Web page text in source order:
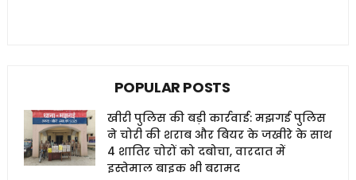
POPULAR POSTS
खीरी पुलिस की बड़ी कार्रवाई: मझगई पुलिस
ने चोरी की शराब और बियर के जखीरे के साथ
4 शातिर चोरों को दबोचा, वारदात में
इस्तेमाल बाइक भी बरामद